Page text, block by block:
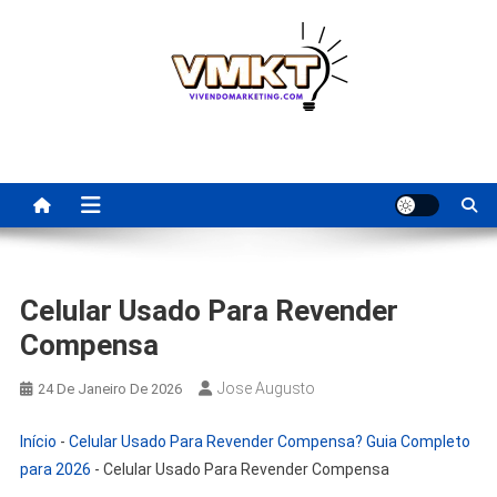
Para Revenda | Vivendo
Marketing
Celular Usado Para Revender
Compensa
24 De Janeiro De 2026 Jose Augusto
Início - Celular Usado Para Revender Compensa? Guia Completo
para 2026 - Celular Usado Para Revender Compensa